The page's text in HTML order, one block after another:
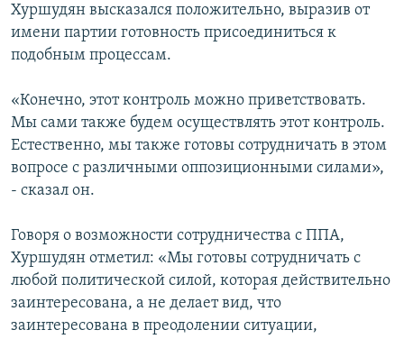
Хуршудян высказался положительно, выразив от
имени партии готовность присоединиться к
подобным процессам.
«Конечно, этот контроль можно приветствовать.
Мы сами также будем осуществлять этот контроль.
Естественно, мы также готовы сотрудничать в этом
вопросе с различными оппозиционными силами»,
- сказал он.
Говоря о возможности сотрудничества с ППА,
Хуршудян отметил: «Мы готовы сотрудничать с
любой политической силой, которая действительно
заинтересована, а не делает вид, что
заинтересована в преодолении ситуации,